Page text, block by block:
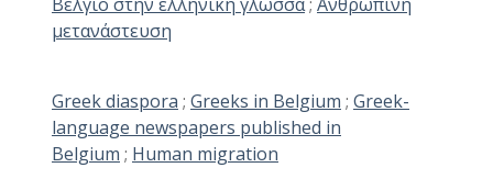
μετανάστευση
Greek diaspora ; Greeks in Belgium ; Greek-
language newspapers published in
Belgium ; Human migration